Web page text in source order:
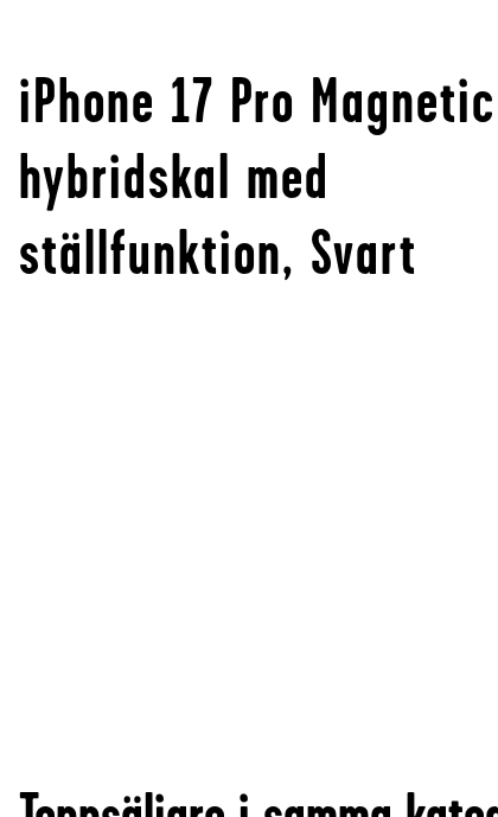
iPhone 17 Pro Magnetic
hybridskal med
ställfunktion, Svart